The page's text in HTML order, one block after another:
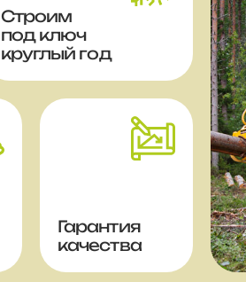
Строим
под ключ
круглый год
Гарантия
качества